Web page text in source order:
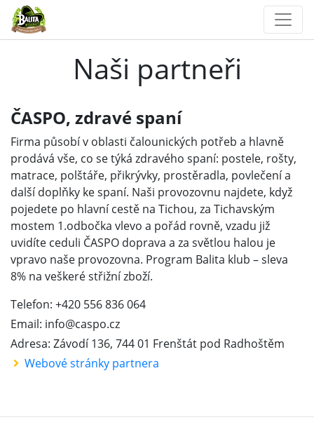
Naši partneři
ČASPO, zdravé spaní
Firma působí v oblasti čalounických potřeb a hlavně
prodává vše, co se týká zdravého spaní: postele, rošty,
matrace, polštáře, přikrývky, prostěradla, povlečení a
další doplňky ke spaní. Naši provozovnu najdete, když
pojedete po hlavní cestě na Tichou, za Tichavským
mostem 1.odbočka vlevo a pořád rovně, vzadu již
uvidíte ceduli ČASPO doprava a za světlou halou je
vpravo naše provozovna. Program Balita klub – sleva
8% na veškeré střižní zboží.
Telefon: +420 556 836 064
Email: info@caspo.cz
Adresa: Závodí 136, 744 01 Frenštát pod Radhoštěm
Webové stránky partnera